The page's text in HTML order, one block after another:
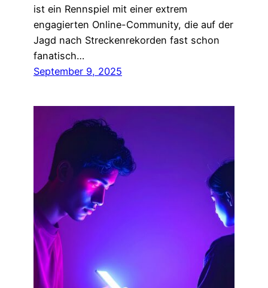
ist ein Rennspiel mit einer extrem
engagierten Online-Community, die auf der
Jagd nach Streckenrekorden fast schon
fanatisch…
September 9, 2025